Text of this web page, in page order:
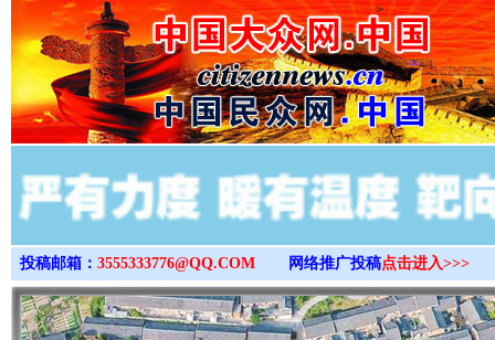
>
投稿邮箱： 3555333776@QQ.COM 网络推广投稿点击进入>>>